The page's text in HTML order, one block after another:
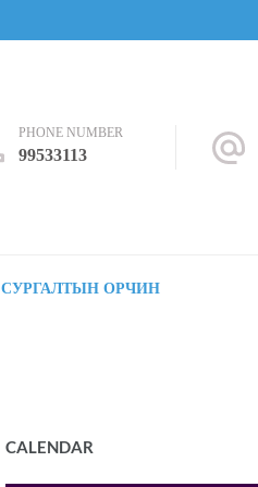
PHONE NUMBER
99533113
СУРГАЛТЫН ОРЧИН
CALENDAR